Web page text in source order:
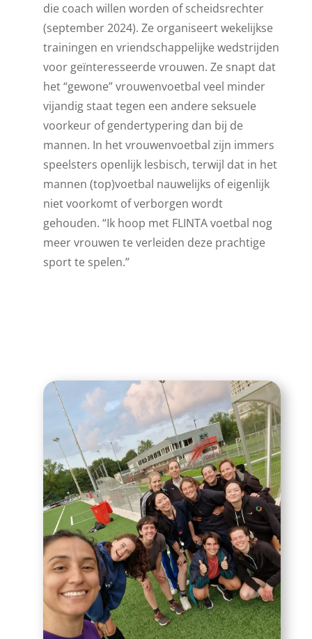
die coach willen worden of scheidsrechter
(september 2024). Ze organiseert wekelijkse
trainingen en vriendschappelijke wedstrijden
voor geïnteresseerde vrouwen. Ze snapt dat
het “gewone” vrouwenvoetbal veel minder
vijandig staat tegen een andere seksuele
voorkeur of gendertypering dan bij de
mannen. In het vrouwenvoetbal zijn immers
speelsters openlijk lesbisch, terwijl dat in het
mannen (top)voetbal nauwelijks of eigenlijk
niet voorkomt of verborgen wordt
gehouden. “Ik hoop met FLINTA voetbal nog
meer vrouwen te verleiden deze prachtige
sport te spelen.”